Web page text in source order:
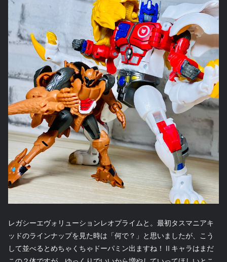
レガシーエヴォリューションレオプライムと。最初タスマニアキ
ッドのラインナップを見た時は「何で？」と思いましたが、こう
して並べるとめちゃくちゃドーパミン出ますね！Ⅱキャラはまだ